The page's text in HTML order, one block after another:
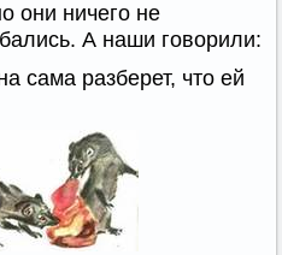
они ничего не
А наши говорили:
сама разберет, что ей